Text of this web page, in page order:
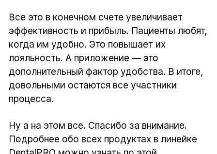
Все это в конечном счете увеличивает
эффективность и прибыль. Пациенты любят,
когда им удобно. Это повышает их
лояльность. А приложение — это
дополнительный фактор удобства. В итоге,
довольными остаются все участники
процесса.
Ну а на этом все. Спасибо за внимание.
Подробнее обо всех продуктах в линейке